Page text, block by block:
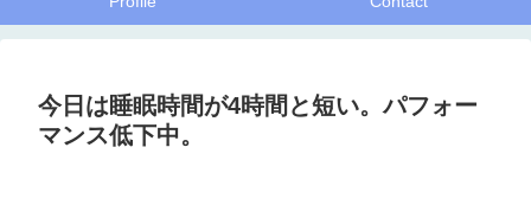
今日は睡眠時間が4時間と短い。パフォー
マンス低下中。